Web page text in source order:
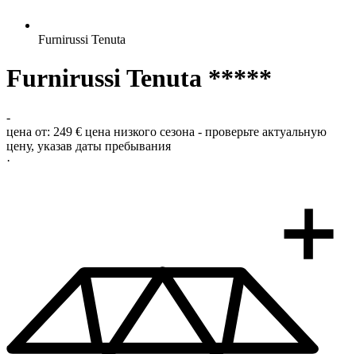
Furnirussi Tenuta
Furnirussi Tenuta *****
-
цена от: 249 € цена низкого сезона - проверьте актуальную
цену, указав даты пребывания
·